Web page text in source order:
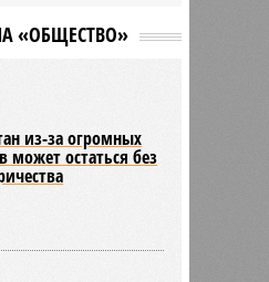
«ОБЩЕСТВО»
из-за огромных
может остаться без